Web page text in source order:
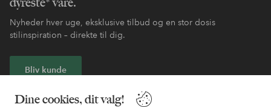
Dine cookies, dit valg!
Nyheder hver uge, eksklusive tilbud og en stor dosis
stilinspiration – direkte til dig.
Bliv kunde
* Se tilbudsbetingelser ved registrering